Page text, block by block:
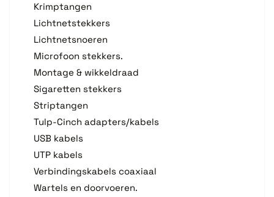
Krimptangen
Lichtnetstekkers
Lichtnetsnoeren
Microfoon stekkers.
Montage & wikkeldraad
Sigaretten stekkers
Striptangen
Tulp-Cinch adapters/kabels
USB kabels
UTP kabels
Verbindingskabels coaxiaal
Wartels en doorvoeren.